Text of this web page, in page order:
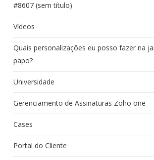
#8607 (sem título)
Vídeos
Quais personalizações eu posso fazer na
papo?
Universidade
Gerenciamento de Assinaturas Zoho one
Cases
Portal do Cliente